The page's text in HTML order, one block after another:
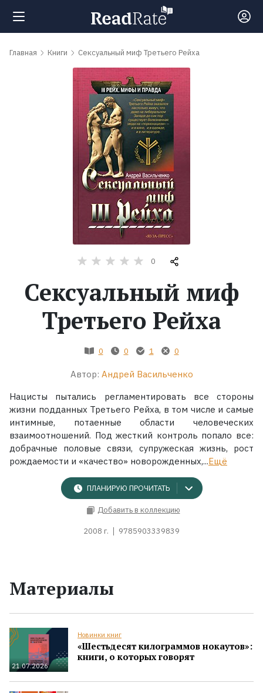
Поиск
Жанры
Серии
Экранизации
Коллекции
Главная Книги Сексуальный миф Третьего Рейха
0
Сексуальный миф
Третьего Рейха
0 0 1 0
Автор: Андрей Васильченко
Нацисты пытались регламентировать все стороны
жизни подданных Третьего Рейха, в том числе и самые
интимные, потаенные области человеческих
взаимоотношений. Под жесткий контроль попало все:
добрачные половые связи, супружеская жизнь, рост
рождаемости и «качество» новорожденных,...Ещё
ПЛАНИРУЮ ПРОЧИТАТЬ
Добавить в коллекцию
2008 г. 9785903339839
Материалы
21.07.2026
Новинки книг
«Шестьдесят килограммов нокаутов»:
книги, о которых говорят